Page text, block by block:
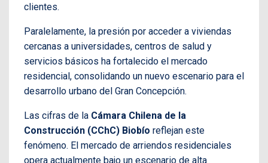
clientes.
Paralelamente, la presión por acceder a viviendas
cercanas a universidades, centros de salud y
servicios básicos ha fortalecido el mercado
residencial, consolidando un nuevo escenario para el
desarrollo urbano del Gran Concepción.
Las cifras de la Cámara Chilena de la
Construcción (CChC) Biobío reflejan este
fenómeno. El mercado de arriendos residenciales
opera actualmente bajo un escenario de alta